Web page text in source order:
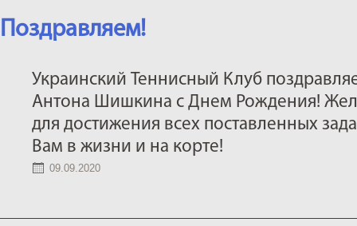
Поздравляем!
Украинский Теннисный Клуб
Антона Шишкина с Днем Рождения!
для достижения всех поставленных
Вам в жизни и на корте!
09.09.2020